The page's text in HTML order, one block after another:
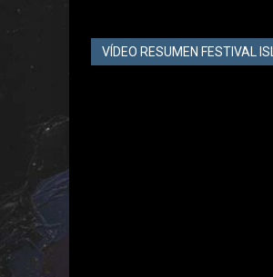
VÍDEO RESUMEN FESTIVAL